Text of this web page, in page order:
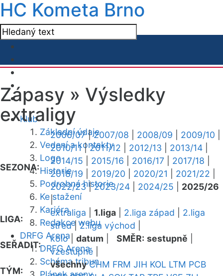
HC Kometa Brno
Klub
Základní údaje
Vedení a kontakty
Logo
Historie
Podrobná historie
Ke stažení
Kariéra
Redakce webu
DRFG Arena
DRFG Arena
Schéma tribun
Zápasy » Výsledky
extraligy
SEZONA:
2006/07|2007/08 2008/09 2009/10
2010/11|2011/12 2012/13 2013/14
2014/15
2015/16 2016/17 2017/18
2018/19
2019/20 2020/21 2021/22
2022/23|2023/24 2024/25
2025/26
|
LIGA:
extraliga 1.liga 2.liga západ
2.liga
střed|2.liga východ
SEŘADIT:
kolo| datum SMĚR: sestupně
vzestupně
TÝM:
všechny CHM FRM JIH KOL LTM PCB